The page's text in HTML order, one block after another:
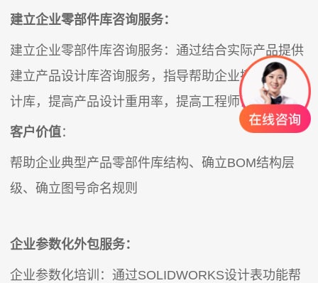
建立企业零部件库咨询服务：
建立企业零部件库咨询服务：通过结合实际产品提供
建立产品设计库咨询服务，指导帮助企业搭建产品设
计库，提高产品设计重用率，提高工程师设计效率。
客户价值：
帮助企业典型产品零部件库结构、确立BOM结构层
级、确立图号命名规则
企业参数化外包服务：
企业参数化培训：通过SOLIDWORKS设计表功能帮